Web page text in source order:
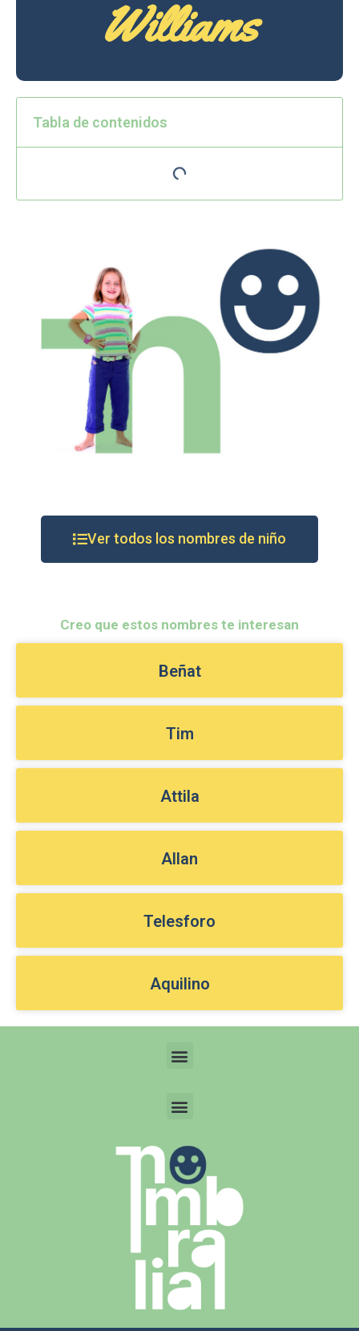
Williams
Tabla de contenidos
Ver todos los nombres de niño
Creo que estos nombres te interesan
Beñat
Tim
Attila
Allan
Telesforo
Aquilino